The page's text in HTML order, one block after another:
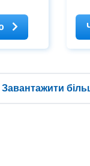
live
Завантажити